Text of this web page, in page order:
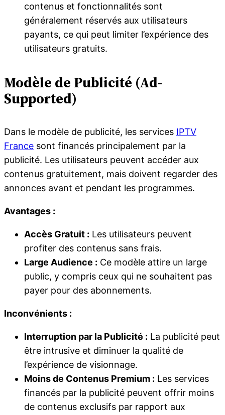
contenus et fonctionnalités sont
généralement réservés aux utilisateurs
payants, ce qui peut limiter l’expérience des
utilisateurs gratuits.
Modèle de Publicité (Ad-
Supported)
Dans le modèle de publicité, les services IPTV
France sont financés principalement par la
publicité. Les utilisateurs peuvent accéder aux
contenus gratuitement, mais doivent regarder des
annonces avant et pendant les programmes.
Avantages :
Accès Gratuit : Les utilisateurs peuvent
profiter des contenus sans frais.
Large Audience : Ce modèle attire un large
public, y compris ceux qui ne souhaitent pas
payer pour des abonnements.
Inconvénients :
Interruption par la Publicité : La publicité peut
être intrusive et diminuer la qualité de
l’expérience de visionnage.
Moins de Contenus Premium : Les services
financés par la publicité peuvent offrir moins
de contenus exclusifs par rapport aux